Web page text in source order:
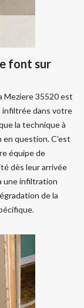
font sur
Meziere 35520 est
infiltrée dans votre
la technique à
question. C’est
équipe de
dès leur arrivée
une infiltration
de la